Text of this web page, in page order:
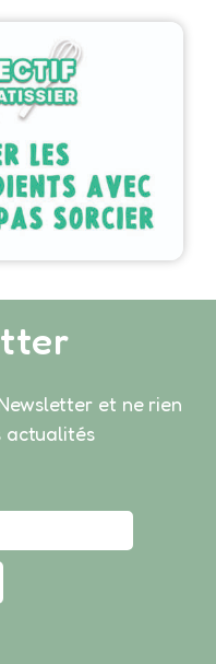
et ne rien
actualités